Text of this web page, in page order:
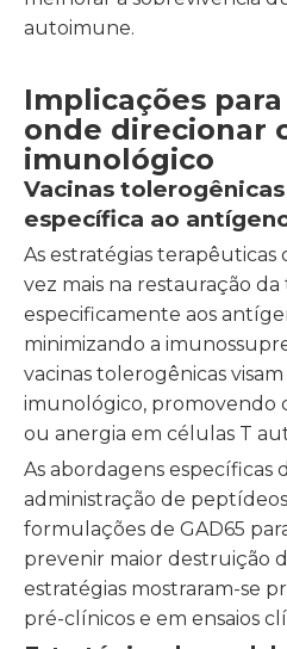
autoimune.
Implicações
onde direcionar
imunológico
Vacinas
específica ao
As estratégias terapêuticas
vez mais na restauração
especificamente aos
minimizando a
vacinas tolerogênicas
imunológico, promovendo
ou anergia em células T
As abordagens
administração de
formulações de GAD65
prevenir maior destruição
estratégias mostraram-se
pré-clínicos e em ensaios